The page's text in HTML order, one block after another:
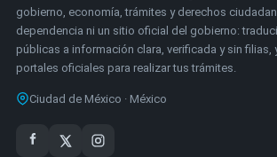
gobierno, economía, trámites y derechos
dependencia ni un sitio oficial del gobierno:
públicas a información clara, verificada y sin filias,
portales oficiales para realizar tus trámites.
Ciudad de México · México